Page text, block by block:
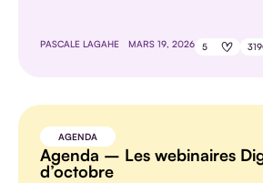
PASCALE LAGAHE MARS 19, 2026 5
AGENDA
Agenda – Les webinaires
d’octobre